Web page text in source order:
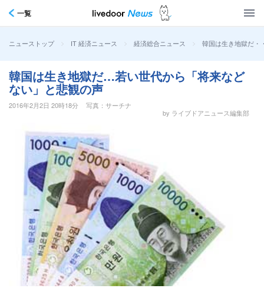
一覧
ニューストップ > IT 経済ニュース > 経済総合ニュース > 韓国は生き地獄だ・
韓国は生き地獄だ…若い世代から「将来など
ない」と悲観の声
2016年2月2日 20時18分
写真：サーチナ
by ライブドアニュース編集部